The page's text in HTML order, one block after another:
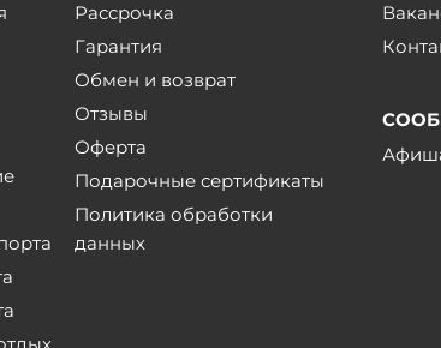
Рассрочка
Гарантия
Обмен и возврат
Отзывы
Оферта
Подарочные сертификаты
Политика обработки
данных